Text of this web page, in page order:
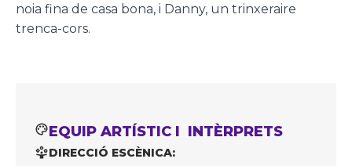
noia fina de casa bona, i Danny, un trinxeraire
trenca-cors.
EQUIP ARTÍSTIC I INTÈRPRETS
DIRECCIÓ ESCÈNICA: